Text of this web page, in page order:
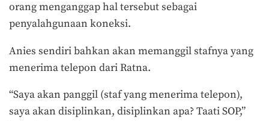
orang menganggap hal tersebut sebagai
penyalahgunaan koneksi.
Anies sendiri bahkan akan memanggil stafnya yang
menerima telepon dari Ratna.
“Saya akan panggil (staf yang menerima telepon),
saya akan disiplinkan, disiplinkan apa? Taati SOP,”